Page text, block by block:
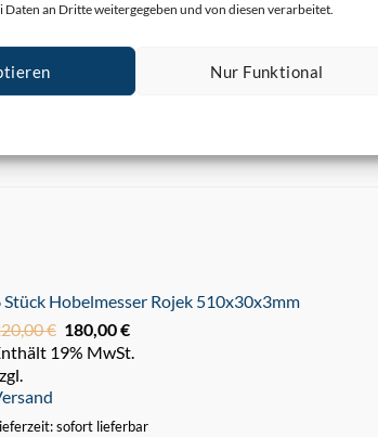
an Dritte weitergegeben und von diesen verarbeitet.
Nur Funktional
Lieferzeit: sofort lieferbar
In den Warenkorb
Lieferzeit:
Stück Hobelmesser Rojek 510x30x3mm
€ Ursprünglicher
Preis
180,00€
Preis
19% MwSt.
sofort lieferbar